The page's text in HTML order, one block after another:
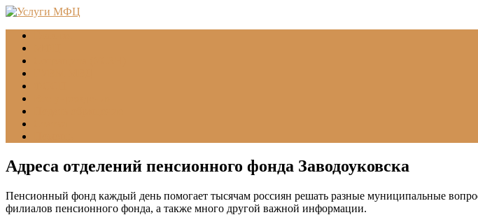
Адреса отделений пенсионного фонда Заводоуковска
Пенсионный фонд каждый день помогает тысячам россиян решать разные муниципальные
филиалов пенсионного фонда, а также много другой важной информации.